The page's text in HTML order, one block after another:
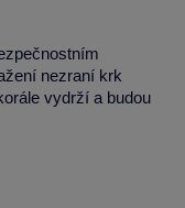
nezraní krk
vydrží a budou